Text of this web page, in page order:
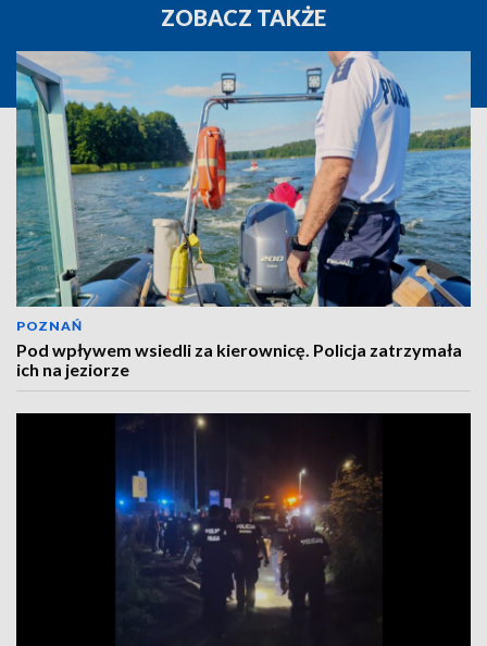
ZOBACZ TAKŻE
POZNAŃ
Pod wpływem wsiedli za kierownicę. Policja zatrzymała
ich na jeziorze